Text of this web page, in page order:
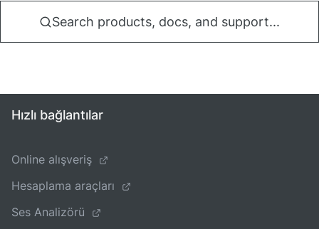
Search products, docs, and support...
Hızlı bağlantılar
Online alışveriş
Hesaplama araçları
Ses Analizörü